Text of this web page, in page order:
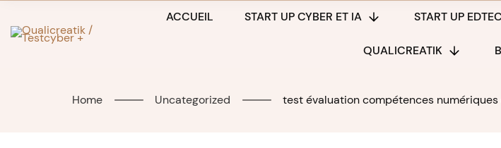
content
ACCUEIL START UP CYBER ET IA START UP
QUALICREATIK
Home Uncategorized test évaluation compétences